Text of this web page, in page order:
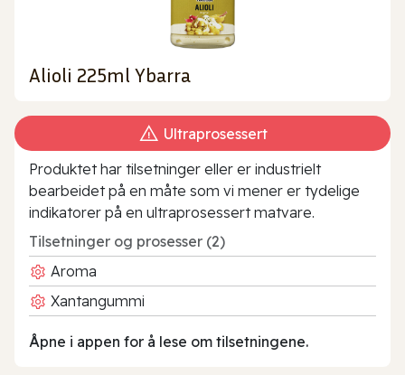
Alioli 225ml Ybarra
Ultraprosessert
Produktet har tilsetninger eller er industrielt
bearbeidet på en måte som vi mener er tydelige
indikatorer på en ultraprosessert matvare.
Tilsetninger og prosesser (2)
Aroma
Xantangummi
Åpne i appen for å lese om tilsetningene.